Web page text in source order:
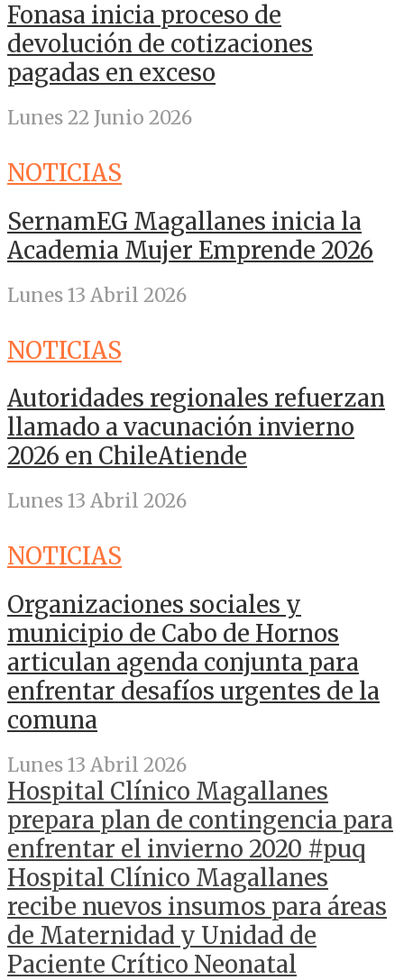
Fonasa inicia proceso de
devolución de cotizaciones
pagadas en exceso
Lunes 22 Junio 2026
NOTICIAS
SernamEG Magallanes inicia la
Academia Mujer Emprende 2026
Lunes 13 Abril 2026
NOTICIAS
Autoridades regionales refuerzan
llamado a vacunación invierno
2026 en ChileAtiende
Lunes 13 Abril 2026
NOTICIAS
Organizaciones sociales y
municipio de Cabo de Hornos
articulan agenda conjunta para
enfrentar desafíos urgentes de la
comuna
Lunes 13 Abril 2026
Hospital Clínico Magallanes
prepara plan de contingencia para
enfrentar el invierno 2020 #puq
Hospital Clínico Magallanes
recibe nuevos insumos para áreas
de Maternidad y Unidad de
Paciente Crítico Neonatal